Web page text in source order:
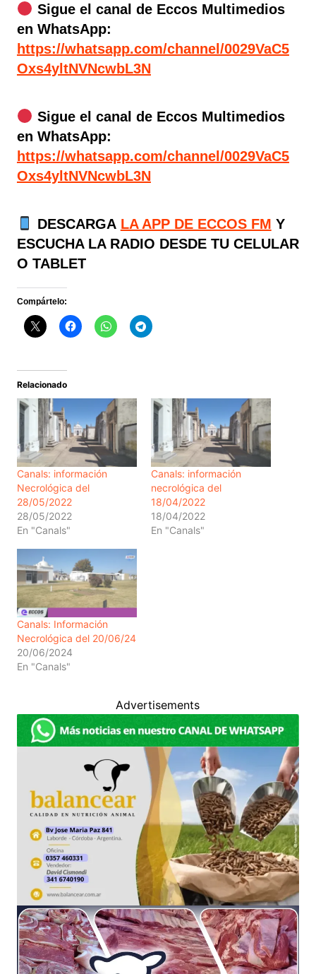
Sigue el canal de Eccos Multimedios
en WhatsApp:
https://whatsapp.com/channel/0029VaC5
Oxs4yltNVNcwbL3N
Sigue el canal de Eccos Multimedios
en WhatsApp:
https://whatsapp.com/channel/0029VaC5
Oxs4yltNVNcwbL3N
DESCARGA LA APP DE ECCOS FM Y
ESCUCHA LA RADIO DESDE TU CELULAR
O TABLET
Compártelo:
Relacionado
Canals: información
Necrológica del
28/05/2022
28/05/2022
En "Canals"
Canals: información
necrológica del
18/04/2022
18/04/2022
En "Canals"
Canals: Información
Necrológica del 20/06/24
20/06/2024
En "Canals"
Advertisements